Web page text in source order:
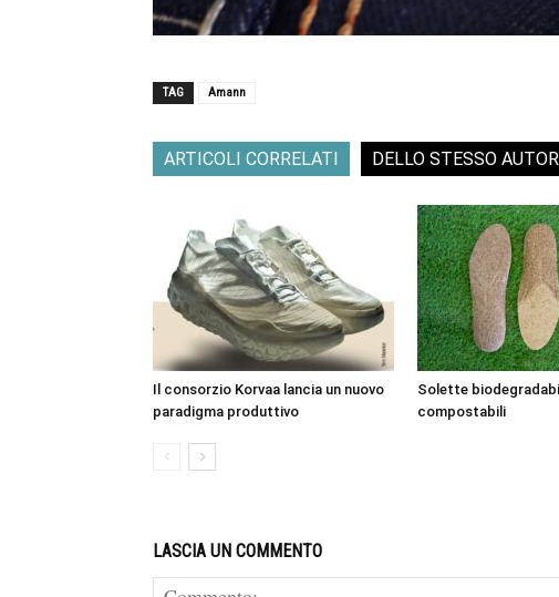
TAG Amann
ARTICOLI CORRELATI DELLO STESSO
Il consorzio Korvaa lancia un nuovo
paradigma produttivo
Solette
compostabili
LASCIA UN COMMENTO